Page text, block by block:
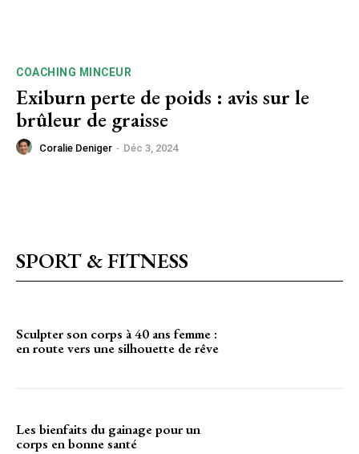
COACHING MINCEUR
Exiburn perte de poids : avis sur le
brûleur de graisse
Coralie Deniger - Déc 3, 2024
SPORT & FITNESS
Sculpter son corps à 40 ans femme :
en route vers une silhouette de rêve
Les bienfaits du gainage pour un
corps en bonne santé